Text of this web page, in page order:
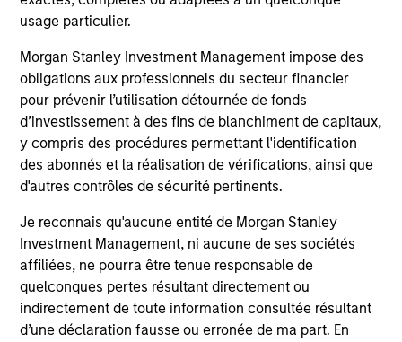
usage particulier.
Morgan Stanley Investment Management impose des
obligations aux professionnels du secteur financier
pour prévenir l’utilisation détournée de fonds
d’investissement à des fins de blanchiment de capitaux,
y compris des procédures permettant l'identification
des abonnés et la réalisation de vérifications, ainsi que
d'autres contrôles de sécurité pertinents.
Je reconnais qu'aucune entité de Morgan Stanley
Investment Management, ni aucune de ses sociétés
affiliées, ne pourra être tenue responsable de
quelconques pertes résultant directement ou
indirectement de toute information consultée résultant
d’une déclaration fausse ou erronée de ma part. En
earnings estimates.
Equity Market Commentary - May
2026
7 MAI 2026
In his most recent TAKE, Senior Portfolio
Manager Andrew Slimmon reminds investors to
encourages a focus on the micro, specifically
the extraordinary Q1 results delivered so far
that are forcing analysts to raise future
earnings estimates.